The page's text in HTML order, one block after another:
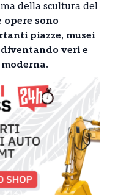
della scultura del
opere sono
piazze, musei
veri e